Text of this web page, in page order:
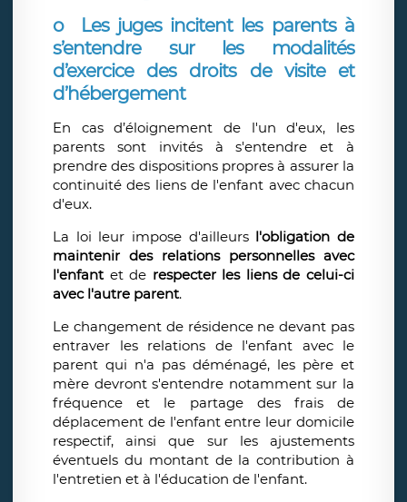
o
Les juges incitent les parents à
s’entendre sur les modalités
d’exercice des droits de visite et
d’hébergement
En cas d’éloignement de l'un d'eux, les
parents sont invités à s'entendre et à
prendre des dispositions propres à assurer la
continuité des liens de l'enfant avec chacun
d'eux.
La loi leur impose d'ailleurs l'obligation de
maintenir des relations personnelles avec
l'enfantet de respecter les liens de celui-ci
avec l'autre parent.
Le changement de résidence ne devant pas
entraver les relations de l'enfant avec le
parent qui n'a pas déménagé, les père et
mère devront s'entendre notamment sur la
fréquence et le partage des frais de
déplacement de l'enfant entre leur domicile
respectif, ainsi que sur les ajustements
éventuels du montant de la contribution à
l'entretien et à l'éducation de l'enfant.